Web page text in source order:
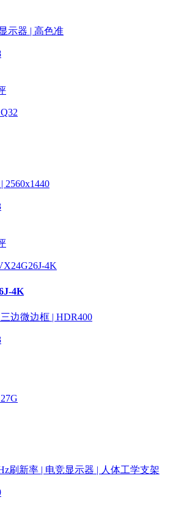
示器 | 高色准
2560x1440
4K
边微边框 | HDR400
刷新率 | 电竞显示器 | 人体工学支架